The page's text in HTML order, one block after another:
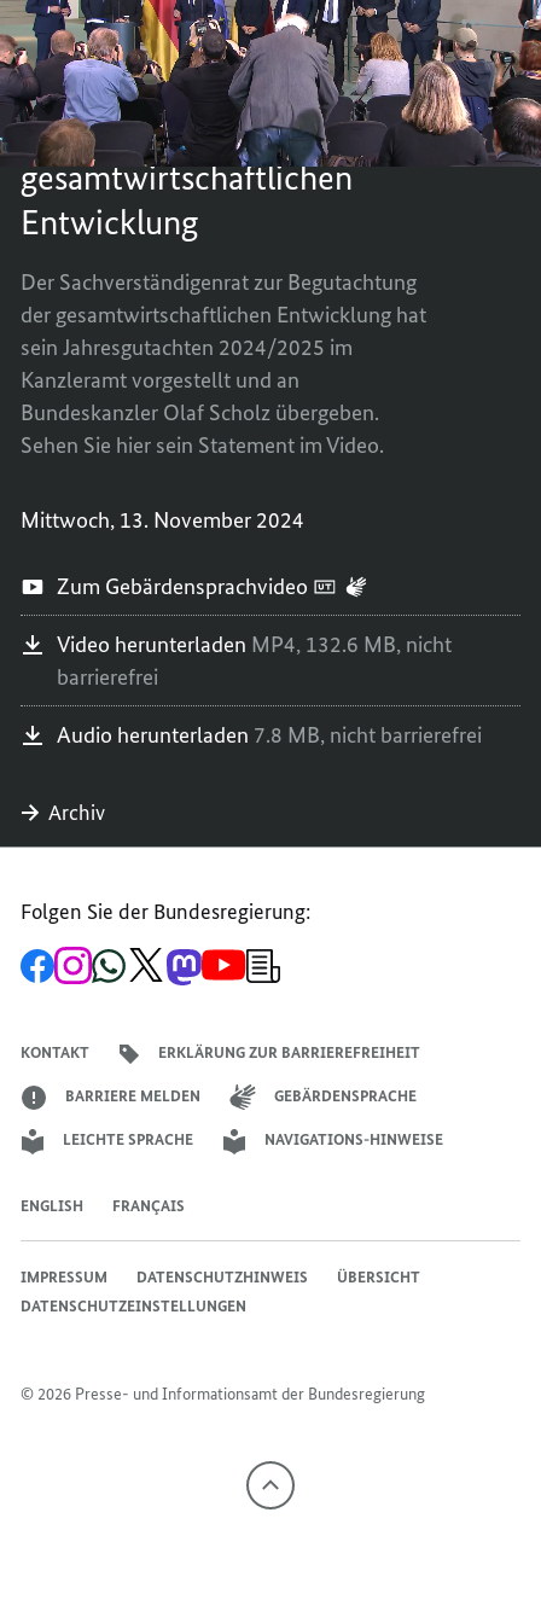
Sachverständigenrats
zur
Begutachtung
der
gesamtwirtschaftlichen
Entwicklung
2024/2025 des
Sachverständigenrats zur
Begutachtung der
gesamtwirtschaftlichen
Entwicklung
Der Sachverständigenrat zur Begutachtung
der gesamtwirtschaftlichen Entwicklung hat
sein Jahresgutachten 2024/2025 im
Kanzleramt vorgestellt und an
Bundeskanzler Olaf Scholz übergeben.
Sehen Sie hier sein Statement im Video.
Mittwoch, 13. November 2024
DES
2024/
DES
DES
2024/
DES
Zum Gebärdensprachvideo
Video herunterladen MP4, 132.6 MB, nicht
barrierefrei
Audio herunterladen 7.8 MB, nicht barrierefrei
Archiv
Folgen Sie der Bundesregierung:
Zur
Facebook-
Zum
Instagram-
Zum
WhatsApp-
Zum
X-
Zum
Mastodon-
Zum
YouTube-Anmeldung
KONTAKT ERKLÄRUNG ZUR BARRIEREFREIHEIT
BARRIERE MELDEN GEBÄRDENSPRACHE
LEICHTE SPRACHE NAVIGATIONS-HINWEISE
ENGLISH FRANÇAIS
© 2026 Presse- und Informationsamt der Bundesregierung
IMPRESSUM DATENSCHUTZHINWEIS
ÜBERSICHT
DATENSCHUTZEINSTELLUNGEN
Nach
oben